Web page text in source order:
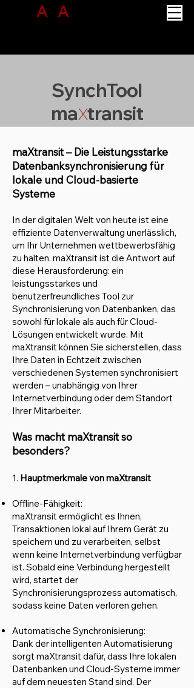
AB ACUS
SynchTool
maXtransit
​maXtransit – Die Leistungsstarke
Datenbanksynchronisierung für
lokale und Cloud-basierte
Systeme
In der digitalen Welt von heute ist eine
effiziente Datenverwaltung unerlässlich,
um Ihr Unternehmen wettbewerbsfähig
zu halten. maXtransit ist die Antwort auf
diese Herausforderung: ein
leistungsstarkes und
benutzerfreundliches Tool zur
Synchronisierung von Datenbanken, das
sowohl für lokale als auch für Cloud-
Lösungen entwickelt wurde. Mit
maXtransit können Sie sicherstellen, dass
Ihre Daten in Echtzeit zwischen
verschiedenen Systemen synchronisiert
werden – unabhängig von Ihrer
Internetverbindung oder dem Standort
Ihrer Mitarbeiter.​
Was macht maXtransit so
besonders?
1. Hauptmerkmale von maXtransit
Offline-Fähigkeit:
maXtransit ermöglicht es Ihnen,
Transaktionen lokal auf Ihrem Gerät zu
speichern und zu verarbeiten, selbst
wenn keine Internetverbindung verfügbar
ist. Sobald eine Verbindung hergestellt
wird, startet der
Synchronisierungsprozess automatisch,
sodass keine Daten verloren gehen.
Automatische Synchronisierung:
Dank der intelligenten Automatisierung
sorgt maXtransit dafür, dass Ihre lokalen
Datenbanken und Cloud-Systeme immer
auf dem neuesten Stand sind. Der